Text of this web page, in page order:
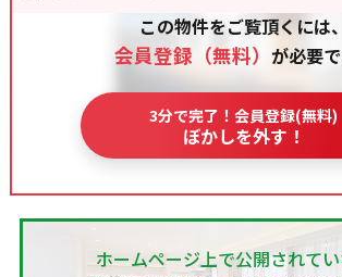
この物件をご覧頂くには、
会員登録（無料） が必要で
3分で完了！会員登録(無料)
ぼかしを外す！
ホームページ上で公開されてい